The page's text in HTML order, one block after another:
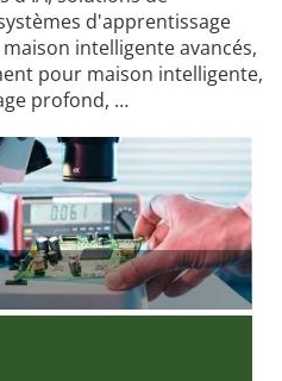
d'apprentissage
intelligente avancés,
pour maison intelligente,
profond, …